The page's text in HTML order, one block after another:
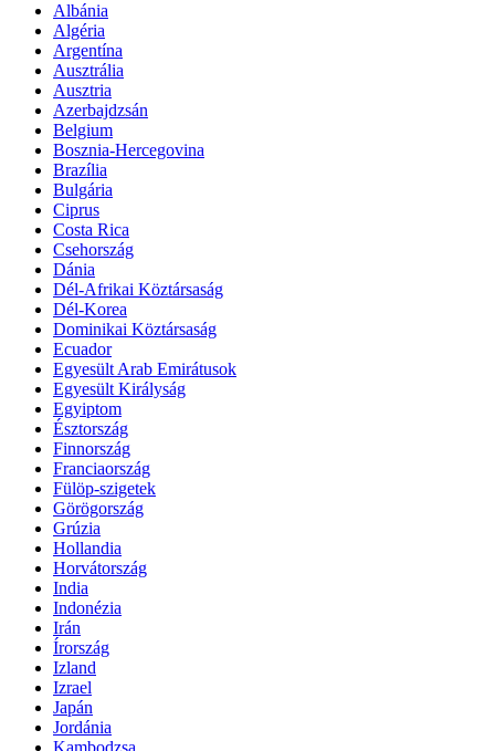
Albánia
Algéria
Argentína
Ausztrália
Ausztria
Azerbajdzsán
Belgium
Bosznia-Hercegovina
Brazília
Bulgária
Ciprus
Costa Rica
Csehország
Dánia
Dél-Afrikai Köztársaság
Dél-Korea
Dominikai Köztársaság
Ecuador
Egyesült Arab Emirátusok
Egyesült Királyság
Egyiptom
Észtország
Finnország
Franciaország
Fülöp-szigetek
Görögország
Grúzia
Hollandia
Horvátország
India
Indonézia
Irán
Írország
Izland
Izrael
Japán
Jordánia
Kambodzsa